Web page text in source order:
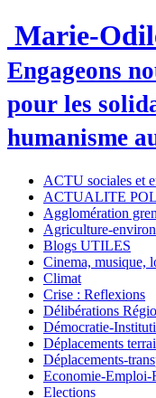
Marie-
Engageons
pour les
humanisme
ACTU sociales et
ACTUALITE
Agglomération
Agriculture-
Blogs UTILES
Cinema, musique,
Climat
Crise : Reflexions
Délibérations
Démocratie-
Déplacements
Déplacements-
Economie-Emploi-
Elections